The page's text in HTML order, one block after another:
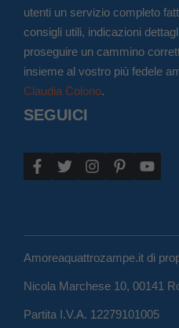
utenti un servizio completo
consigli utili, indicazioni
proseguire un cammino
insieme al vostro più fedele
Claudia Colono.
SEGUICI
Amoreaquattrozampe.it di
Nicola Marchese 10, 00141
Partita I.V.A. 12279101005